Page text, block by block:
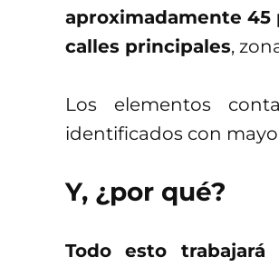
aproximadamente
calles principales,
Los elementos
identificados con
Y, ¿por qué?
Todo esto